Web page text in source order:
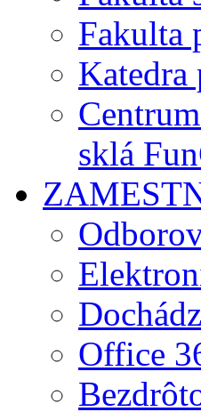
Fakulta
sklá
Office